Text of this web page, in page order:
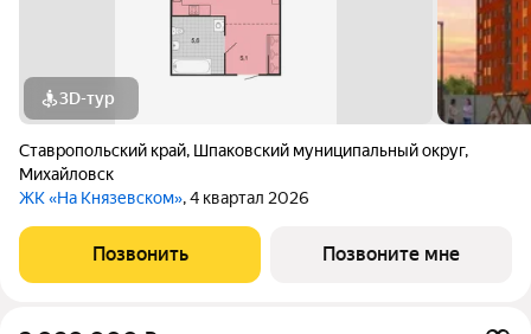
3D-тур
Ставропольский край, Шпаковский муниципальный округ,
Михайловск
ЖК «На Князевском», 4 квартал 2026
Позвонить Позвоните мне